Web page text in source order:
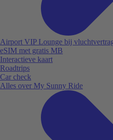
Airport VIP Lounge bij
eSIM met gratis MB
Interactieve kaart
Roadtrips
Car check
Alles over My Sunny Ride